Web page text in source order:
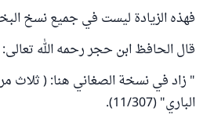
فهذه الزيادة ليست في جميع نسخ
قال الحافظ ابن حجر رحمه الله تعالى:
" زاد في نسخة الصغاني هنا: ( ثلاث
الباري" (11/307).